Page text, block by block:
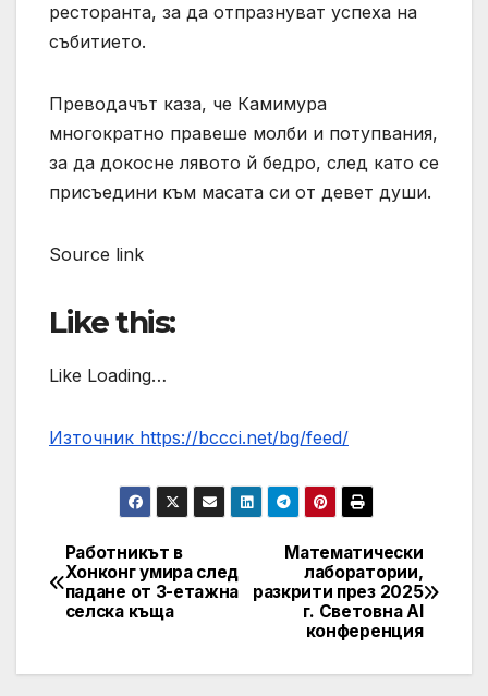
ресторанта, за да отпразнуват успеха на
събитието.
Преводачът каза, че Камимура
многократно правеше молби и потупвания,
за да докосне лявото й бедро, след като се
присъедини към масата си от девет души.
Source link
Like this:
Like Loading…
Източник https://bccci.net/bg/feed/
Post
navigation
Математически
лаборатории,
разкрити през 2025
г. Световна AI
конференция
Работникът в
Хонконг умира след
падане от 3-етажна
селска къща